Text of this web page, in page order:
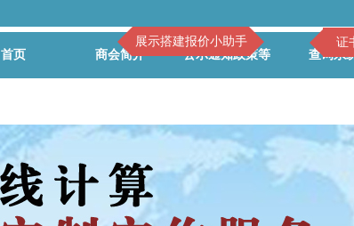
证
展示搭建报价小助手
首页 商会简介 公示通知政策等 查询系